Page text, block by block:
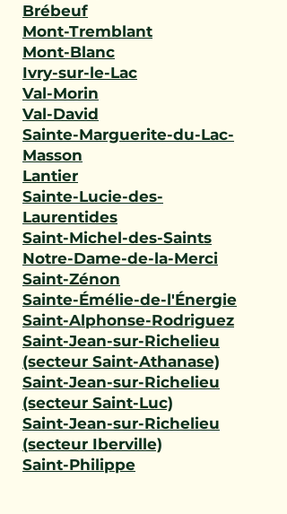
Brébeuf
Mont-Tremblant
Mont-Blanc
Ivry-sur-le-Lac
Val-Morin
Val-David
Sainte-Marguerite-du-Lac-
Masson
Lantier
Sainte-Lucie-des-
Laurentides
Saint-Michel-des-Saints
Notre-Dame-de-la-Merci
Saint-Zénon
Sainte-Émélie-de-l'Énergie
Saint-Alphonse-Rodriguez
Saint-Jean-sur-Richelieu
(secteur Saint-Athanase)
Saint-Jean-sur-Richelieu
(secteur Saint-Luc)
Saint-Jean-sur-Richelieu
(secteur Iberville)
Saint-Philippe